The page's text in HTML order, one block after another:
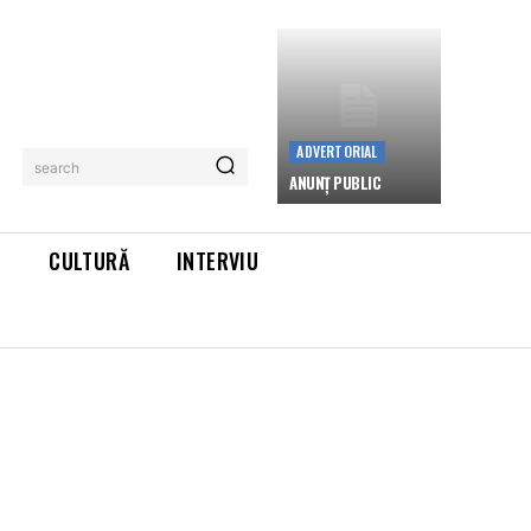
search
ADVERTORIAL
ANUNȚ PUBLIC
CULTURĂ INTERVIU